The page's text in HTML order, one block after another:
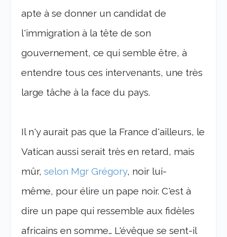
apte à se donner un candidat de
l'immigration à la tête de son
gouvernement, ce qui semble être, à
entendre tous ces intervenants, une très
large tâche à la face du pays.
Il n'y aurait pas que la France d'ailleurs, le
Vatican aussi serait très en retard, mais
mûr,selon Mgr Grégory, noir lui-
même, pour élire un pape noir. C'est à
dire un pape qui ressemble aux fidèles
africains en somme… L'évêque se sent-il